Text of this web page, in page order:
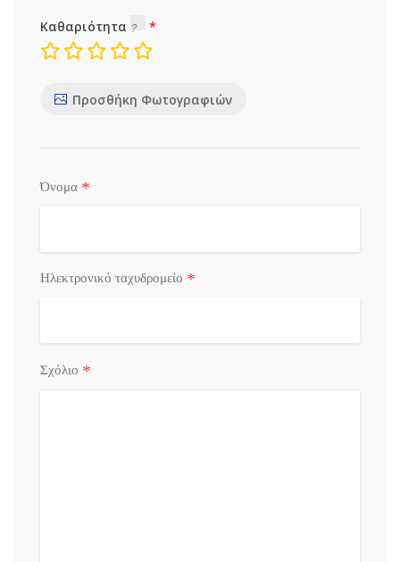
Καθαριότητα
Προσθήκη Φωτογραφιών
Όνομα *
Ηλεκτρονικό ταχυδρομείο *
Σχόλιο *